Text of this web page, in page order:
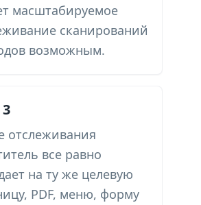
масштабируемое
сканирований
возможным.
отслеживания
все равно
на ту же целевую
PDF, меню, форму